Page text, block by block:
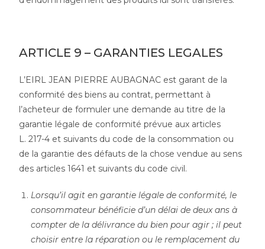
ARTICLE 9 – GARANTIES LEGALES
L’EIRL JEAN PIERRE AUBAGNAC est garant de la
conformité des biens au contrat, permettant à
l’acheteur de formuler une demande au titre de la
garantie légale de conformité prévue aux articles
L. 217-4 et suivants du code de la consommation ou
de la garantie des défauts de la chose vendue au sens
des articles 1641 et suivants du code civil.
Lorsqu’il agit en garantie légale de conformité, le
consommateur bénéficie d’un délai de deux ans à
compter de la délivrance du bien pour agir ; il peut
choisir entre la réparation ou le remplacement du